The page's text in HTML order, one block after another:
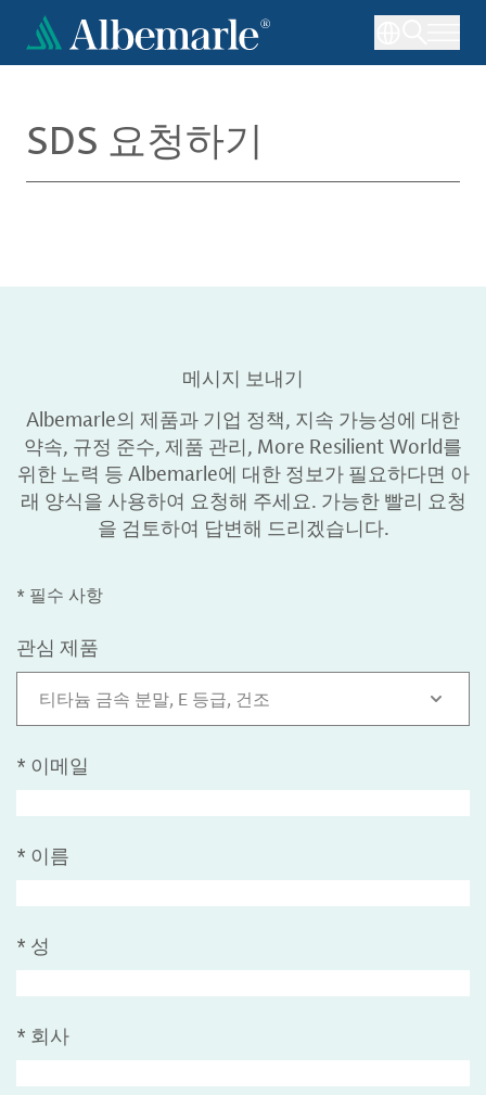
콘
SDS 요청하기
메시지 보내기
Albemarle의 제품과 기업 정책, 지속 가능성에 대한
약속, 규정 준수, 제품 관리, More Resilient World를
위한 노력 등 Albemarle에 대한 정보가 필요하다면 아
래 양식을 사용하여 요청해 주세요. 가능한 빨리 요청
을 검토하여 답변해 드리겠습니다.
* 필수 사항
관심 제품
티타늄 금속 분말, E 등급, 건조
* 이메일
* 이름
* 성
* 회사